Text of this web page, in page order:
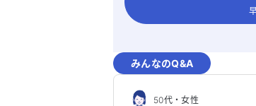
みんなのQ&A
50代・女性